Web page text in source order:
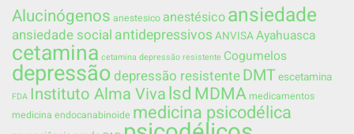
Alucinógenos anestesico anestésicoansiedade
ansiedade social antidepressivos ANVISAAyahuasca
cetamina cetamina depressão resistente Cogumelos
depressãodepressão resistenteDMTescetamina
FDA Instituto Alma VivalsdMDMA medicamentos
medicina endocanabinoide medicina psicodélica